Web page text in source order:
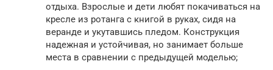
отдыха. Взрослые и дети любят покачиваться на
кресле из ротанга с книгой в руках, сидя на
веранде и укутавшись пледом. Конструкция
надежная и устойчивая, но занимает больше
места в сравнении с предыдущей моделью;